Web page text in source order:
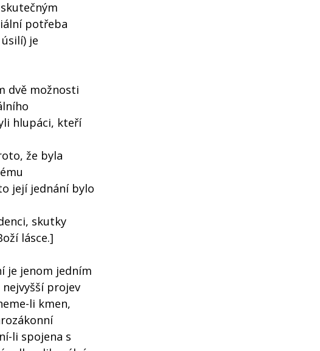
potřeba
je
dvě možnosti
hlupáci, kteří
že byla
její jednání bylo
skutky
lásce.]
je jenom jedním
projev
li kmen,
li spojena s